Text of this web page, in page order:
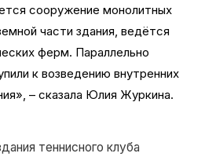
сооружение монолитных
части здания, ведётся
ферм. Параллельно
к возведению внутренних
– сказала Юлия Журкина.
теннисного клуба